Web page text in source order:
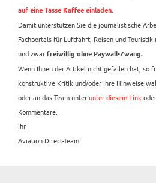
auf eine Tasse Kaffee einladen
Damit unterstützen Sie die journalistische
Fachportals für Luftfahrt, Reisen und Touristik
und zwar freiwillig ohne Paywall-Zwang.
Wenn Ihnen der Artikel nicht gefallen hat, so
konstruktive Kritik und/oder Ihre Hinweise
oder an das Team unterunter diesem Link
Kommentare.
Ihr
Aviation.Direct-Team